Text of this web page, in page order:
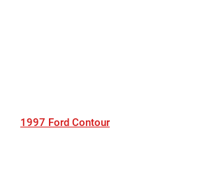
1997 Ford Contour